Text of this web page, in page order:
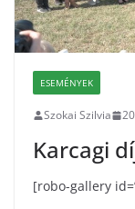
ESEMÉNYEK
Szokai Szilvia
Karcagi
[robo-gallery